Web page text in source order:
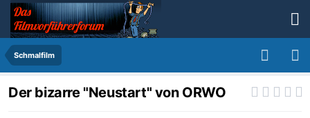
Schmalfilm
Der bizarre "Neustart" von ORWO